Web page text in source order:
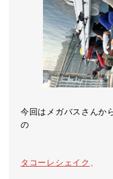
今回はメガバスさんか
の
タコーレシェイク